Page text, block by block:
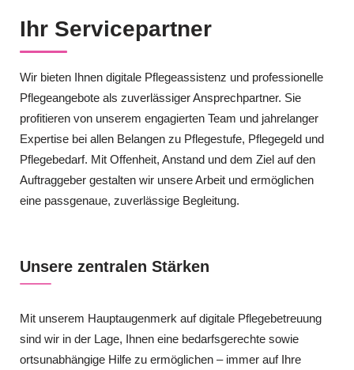
Ihr Servicepartner
Wir bieten Ihnen digitale Pflegeassistenz und professionelle
Pflegeangebote als zuverlässiger Ansprechpartner. Sie
profitieren von unserem engagierten Team und jahrelanger
Expertise bei allen Belangen zu Pflegestufe, Pflegegeld und
Pflegebedarf. Mit Offenheit, Anstand und dem Ziel auf den
Auftraggeber gestalten wir unsere Arbeit und ermöglichen
eine passgenaue, zuverlässige Begleitung.
Unsere zentralen Stärken
Mit unserem Hauptaugenmerk auf digitale Pflegebetreuung
sind wir in der Lage, Ihnen eine bedarfsgerechte sowie
ortsunabhängige Hilfe zu ermöglichen – immer auf Ihre